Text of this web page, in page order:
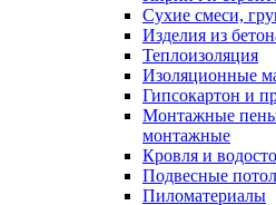
Сухие смеси,
Изделия из
Теплоизоляция
Изоляционные
Гипсокартон и
Монтажные
монтажные
Кровля и
Подвесные
Пиломатериалы